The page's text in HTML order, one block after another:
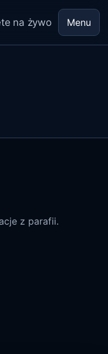
na żywo Menu
z parafii.